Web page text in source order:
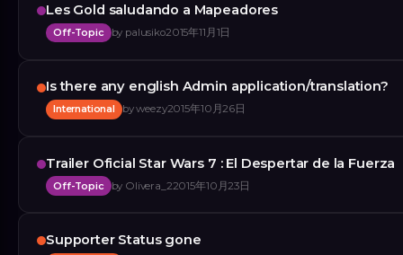
Les Gold saludando a Mapeadores
Off-Topic by palusiko2015年11月1日
Is there any english Admin application/translation?
International by weezy2015年10月26日
Trailer Oficial Star Wars 7 : El Despertar de la Fuerza
Off-Topic by Olivera_22015年10月23日
Supporter Status gone